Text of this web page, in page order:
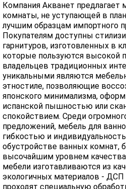
Компания Акванет предлагает
комнаты, не уступающей в
лучшим образцам импортного
Покупателям доступны
гарнитуров, изготовленных в
которые пользуются высокой
владельцев традиционных
уникальными являются
этностиле, позволяющие
японского минимализма,
испанской пышностью или
спокойствием. Среди
предложений, мебель для
гибкостью и
обустройстве ванных комнат,
высочайшим уровнем
мебели изготавливаются из
экологичных материалов -
проходят специальную